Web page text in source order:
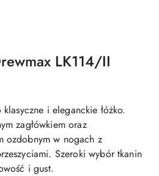
LK114/II
i eleganckie łóżko.
zagłówkiem oraz
ozdobnym w nogach z
Szeroki wybór tkanin
i gust.